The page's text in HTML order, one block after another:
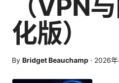
（VPN
化版）
By Bridget Beauchamp · 2026